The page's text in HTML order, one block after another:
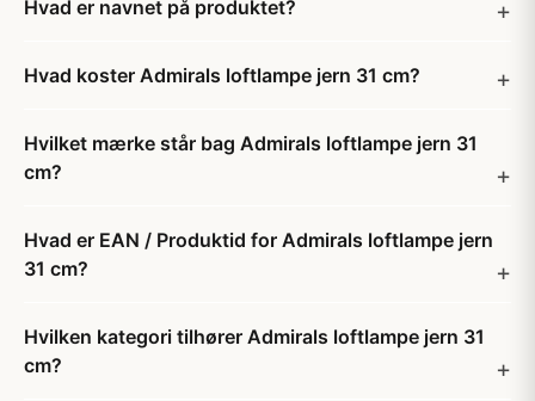
Hvad er navnet på produktet?
Hvad koster Admirals loftlampe jern 31 cm?
Hvilket mærke står bag Admirals loftlampe jern 31
cm?
Hvad er EAN / Produktid for Admirals loftlampe jern
31 cm?
Hvilken kategori tilhører Admirals loftlampe jern 31
cm?